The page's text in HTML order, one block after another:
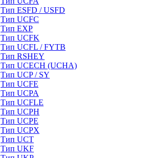
Тип ESFD / USFD
Тип UCFC
Тип EXP
Тип UCFK
Тип UCFL / FYTB
Тип RSHEY
Тип UCECH (UCHA)
Тип UCP / SY
Тип UCFE
Тип UCPA
Тип UCFLE
Тип UCPH
Тип UCPE
Тип UCPX
Тип UCT
Тип UKF